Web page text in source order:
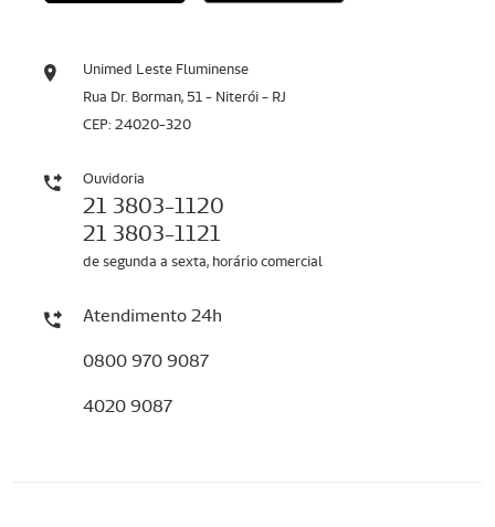
Unimed Leste Fluminense
Rua Dr. Borman, 51 - Niterói - RJ
CEP: 24020-320
Ouvidoria
21 3803-1120
21 3803-1121
de segunda a sexta, horário comercial
Atendimento 24h
0800 970 9087
4020 9087